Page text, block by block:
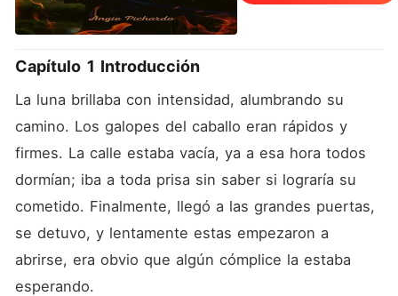
varón. En un sistema donde
las mujeres no son
manera de remediar el caos
en el que se ha sumido el
reino de Andaluz y tratar de
detener una batalla entre su
terminará esta guerra de
Princesas?
Capítulo 1 Introducción
La luna brillaba con intensidad, alumbrando su
camino. Los galopes del caballo eran rápidos y
firmes. La calle estaba vacía, ya a esa hora todos
dormían; iba a toda prisa sin saber si lograría su
cometido. Finalmente, llegó a las grandes puertas,
se detuvo, y lentamente estas empezaron a
abrirse, era obvio que algún cómplice la estaba
esperando.